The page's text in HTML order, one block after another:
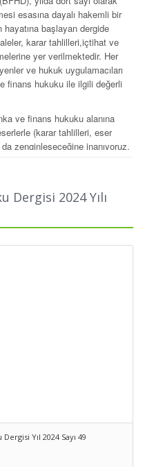
esasına dayalı hakemli bir
hayatına başlayan dergide
karar tahlilleri,içtihat ve
yer verilmektedir. Her
ve hukuk uygulamacıları
finans hukuku ile ilgili değerli
ve finans hukuku alanına
(karar tahlilleri, eser
zenginleşeceğine inanıyoruz.
four times a
and finance law and
notes and comments,
and book reviews.It’s
issue contains scholarly
law, authored by scholars and
form of articles, notes,
a broadrange of
with your contributions and
ethical principles, its po­licy
Dergisi 2024 Yılı
Yıl 2024 Sayı 49